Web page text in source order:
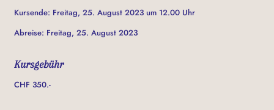
Kursende: Freitag, 25. August 2023 um 12.00 Uhr
Abreise: Freitag, 25. August 2023
Kursgebühr
CHF 350.-